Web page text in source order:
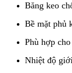
Băng keo
Bề mặt phủ
Phù hợp
Nhiệt độ
Túi Lọc
200 Dài